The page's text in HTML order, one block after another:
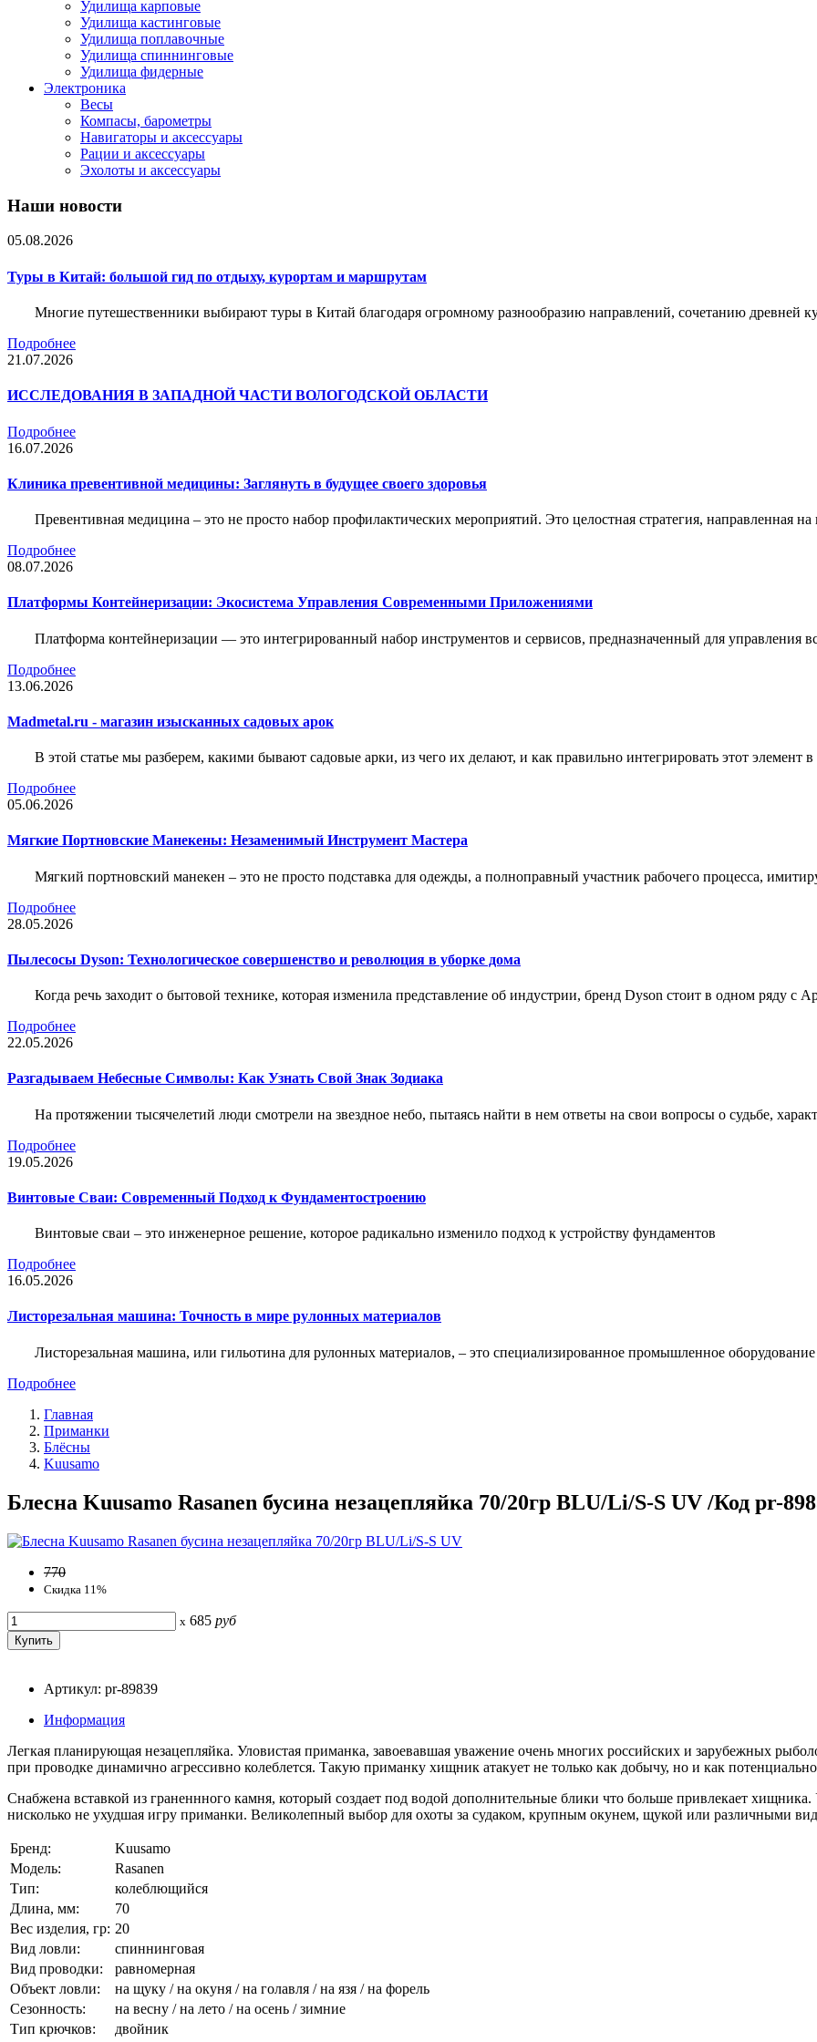
Удилища карповые
Удилища кастинговые
Удилища поплавочные
Удилища спиннинговые
Удилища фидерные
Электроника
Весы
Компасы, барометры
Навигаторы и аксессуары
Рации и аксессуары
Эхолоты и аксессуары
Наши новости
05.08.2026
Туры в Китай: большой гид по отдыху, курортам и маршрутам
Многие путешественники выбирают туры в Китай благодаря огромному разнообразию направлений, сочетанию древней
Подробнее
21.07.2026
ИССЛЕДОВАНИЯ В ЗАПАДНОЙ ЧАСТИ ВОЛОГОДСКОЙ ОБЛАСТИ
Подробнее
16.07.2026
Клиника превентивной медицины: Заглянуть в будущее своего здоровья
Превентивная медицина – это не просто набор профилактических мероприятий. Это целостная стратегия, направленная
Подробнее
08.07.2026
Платформы Контейнеризации: Экосистема Управления Современными Приложениями
Платформа контейнеризации — это интегрированный набор инструментов и сервисов, предназначенный для
Подробнее
13.06.2026
Madmetal.ru - магазин изысканных садовых арок
В этой статье мы разберем, какими бывают садовые арки, из чего их делают, и как правильно интегрировать этот элемент
Подробнее
05.06.2026
Мягкие Портновские Манекены: Незаменимый Инструмент Мастера
Мягкий портновский манекен – это не просто подставка для одежды, а полноправный участник рабочего процесса,
Подробнее
28.05.2026
Пылесосы Dyson: Технологическое совершенство и революция в уборке дома
Когда речь заходит о бытовой технике, которая изменила представление об индустрии, бренд Dyson стоит в одном ряду с
Подробнее
22.05.2026
Разгадываем Небесные Символы: Как Узнать Свой Знак Зодиака
На протяжении тысячелетий люди смотрели на звездное небо, пытаясь найти в нем ответы на свои вопросы о судьбе,
Подробнее
19.05.2026
Винтовые Сваи: Современный Подход к Фундаментостроению
Винтовые сваи – это инженерное решение, которое радикально изменило подход к устройству фундаментов
Подробнее
16.05.2026
Листорезальная машина: Точность в мире рулонных материалов
Листорезальная машина, или гильотина для рулонных материалов, – это специализированное промышленное оборудование
Подробнее
Главная
Приманки
Блёсны
Kuusamo
Блесна Kuusamo Rasanen бусина незацепляйка 70/20гр BLU/Li/S-S UV /Код pr-
770
Скидка 11%
x 685 руб
Артикул: pr-89839
Информация
Легкая планирующая незацепляйка. Уловистая приманка, завоевавшая уважение очень многих российских и зарубежных
при проводке динамично агрессивно колеблется. Такую приманку хищник атакует не только как добычу, но и как
Снабжена вставкой из граненнного камня, который создает под водой дополнительные блики что больше привлекает
нисколько не ухудшая игру приманки. Великолепный выбор для охоты за судаком, крупным окунем, щукой или различными
Бренд:
Kuusamo
Модель:
Rasanen
Тип:
колеблющийся
Длина, мм:
70
Вес изделия, гр: 20
Вид ловли:
спиннинговая
Вид проводки:
равномерная
Объект ловли:
на щуку / на окуня / на голавля / на язя / на форель
Сезонность:
на весну / на лето / на осень / зимние
Тип крючков:
двойник